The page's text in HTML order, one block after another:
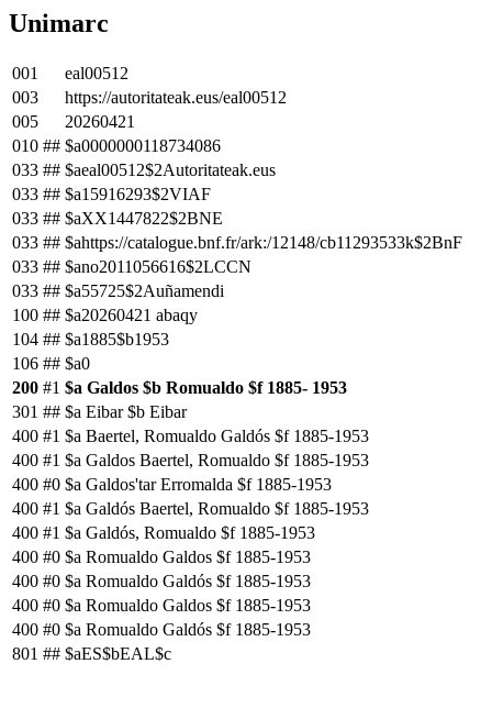
Unimarc
001
eal00512
003
https://autoritateak.eus/eal00512
005
20260421
010 ## $a0000000118734086
033 ## $aeal00512$2Autoritateak.eus
033 ## $a15916293$2VIAF
033 ## $aXX1447822$2BNE
033 ## $ahttps://catalogue.bnf.fr/ark:/12148/cb11293533k$2BnF
033 ## $ano2011056616$2LCCN
033 ## $a55725$2Auñamendi
100 ## $a20260421 abaqy
104 ## $a1885$b1953
106 ## $a0
200 #1 $a Galdos $b Romualdo $f 1885- 1953
301 ## $a Eibar $b Eibar
400 #1 $a Baertel, Romualdo Galdós $f 1885-1953
400 #1 $a Galdos Baertel, Romualdo $f 1885-1953
400 #0 $a Galdos'tar Erromalda $f 1885-1953
400 #1 $a Galdós Baertel, Romualdo $f 1885-1953
400 #1 $a Galdós, Romualdo $f 1885-1953
400 #0 $a Romualdo Galdos $f 1885-1953
400 #0 $a Romualdo Galdós $f 1885-1953
400 #0 $a Romualdo Galdos $f 1885-1953
400 #0 $a Romualdo Galdós $f 1885-1953
801 ## $aES$bEAL$c